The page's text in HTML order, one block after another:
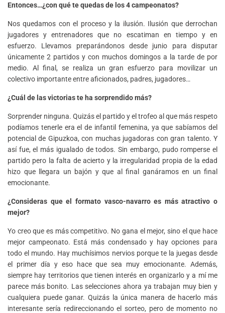
Entonces…¿con qué te quedas de los 4 campeonatos?
Nos quedamos con el proceso y la ilusión. Ilusión que derrochan
jugadores y entrenadores que no escatiman en tiempo y en
esfuerzo. Llevamos preparándonos desde junio para disputar
únicamente 2 partidos y con muchos domingos a la tarde de por
medio. Al final, se realiza un gran esfuerzo para movilizar un
colectivo importante entre aficionados, padres, jugadores…
¿Cuál de las victorias te ha sorprendido más?
Sorprender ninguna. Quizás el partido y el trofeo al que más respeto
podíamos tenerle era el de infantil femenina, ya que sabíamos del
potencial de Gipuzkoa, con muchas jugadoras con gran talento. Y
así fue, el más igualado de todos. Sin embargo, pudo romperse el
partido pero la falta de acierto y la irregularidad propia de la edad
hizo que llegara un bajón y que al final ganáramos en un final
emocionante.
¿Consideras que el formato vasco-navarro es más atractivo o
mejor?
Yo creo que es más competitivo. No gana el mejor, sino el que hace
mejor campeonato. Está más condensado y hay opciones para
todo el mundo. Hay muchísimos nervios porque te la juegas desde
el primer día y eso hace que sea muy emocionante. Además,
siempre hay territorios que tienen interés en organizarlo y a mí me
parece más bonito. Las selecciones ahora ya trabajan muy bien y
cualquiera puede ganar. Quizás la única manera de hacerlo más
interesante sería redireccionando el sorteo, pero de momento no